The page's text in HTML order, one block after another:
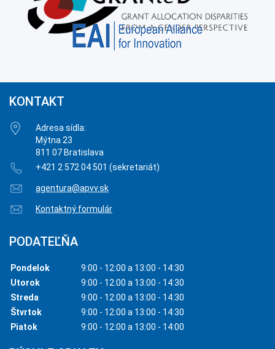
KONTAKT
Adresa sídla:
Mýtna 23
811 07 Bratislava
+421 2 572 04 501 (sekretariát)
agentura@apvv.sk
Kontaktný formulár
PODATEĽŇA
Pondelok
9:00 - 12:00 a 13:00 - 14:30
Utorok
9:00 - 12:00 a 13:00 - 14:30
Streda
9:00 - 12:00 a 13:00 - 14:30
Štvrtok
9:00 - 12:00 a 13:00 - 14:30
Piatok
9:00 - 12:00 a 13:00 - 14:00